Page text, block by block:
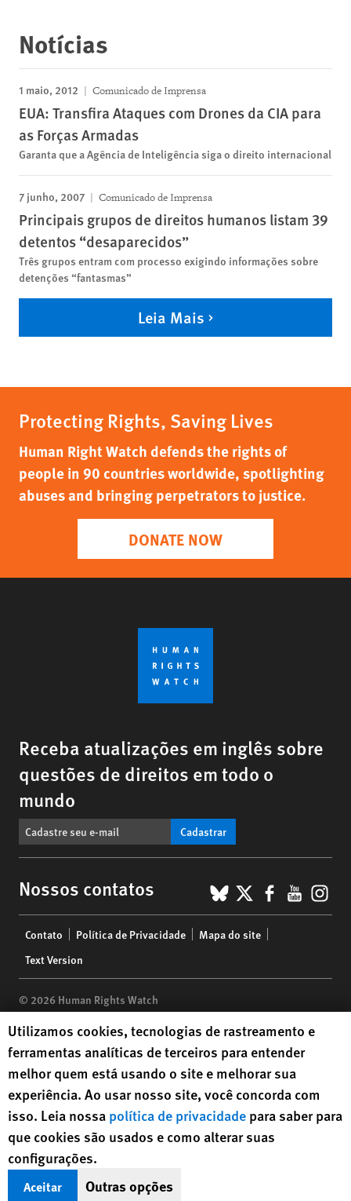
Notícias
1 maio, 2012 Comunicado de Imprensa
EUA: Transfira Ataques com Drones da CIA para
as Forças Armadas
Garanta que a Agência de Inteligência siga o direito internacional
7 junho, 2007 Comunicado de Imprensa
Principais grupos de direitos humanos listam 39
detentos “desaparecidos”
Três grupos entram com processo exigindo informações sobre
detenções “fantasmas”
Leia Mais
Protecting Rights, Saving Lives
Human Right Watch defends the rights of
people in 90 countries worldwide, spotlighting
abuses and bringing perpetrators to justice.
DONATE NOW
Receba atualizações em inglês sobre
questões de direitos em todo o
mundo
Cadastrar
Nossos contatos BlueSky
X
menu
Contato Política de Privacidade
Mapa do site
Text Version
© 2026 Human Rights Watch
Human Rights Watch| 350 Fifth Avenue, 34th Floor | New York,
10118-3299USA|t1.212.290.4700
Human Rights Watch is a 501(C)(3) nonprofit registered in the US
under EIN: 13-2875808
Human Rights Watch cookie preferences
Utilizamos cookies, tecnologias de rastreamento e
ferramentas analíticas de terceiros para entender
melhor quem está usando o site e melhorar sua
experiência. Ao usar nosso site, você concorda com
isso. Leia nossa política de privacidade para saber para
que cookies são usados e como alterar suas
configurações.
Aceitar Outras opções